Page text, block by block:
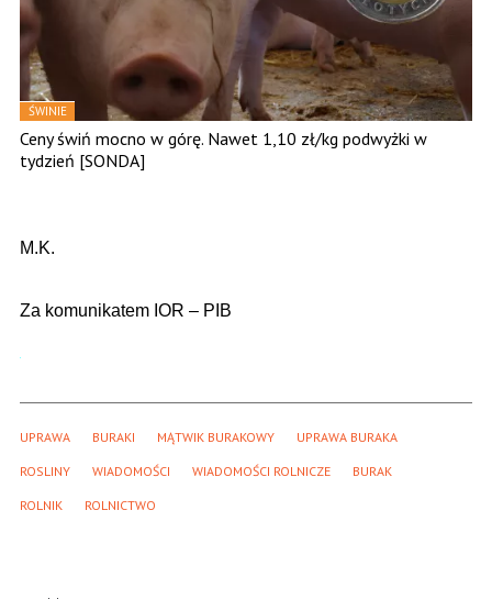
ŚWINIE
Ceny świń mocno w górę. Nawet 1,10 zł/kg podwyżki w
tydzień [SONDA]
M.K.
Za komunikatem IOR – PIB
UPRAWA BURAKI MĄTWIK BURAKOWY UPRAWA BURAKA
ROSLINY WIADOMOŚCI WIADOMOŚCI ROLNICZE BURAK
ROLNIK ROLNICTWO